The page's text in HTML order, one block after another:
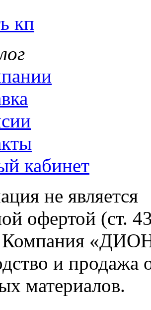
кп
кабинет
не является
офертой (ст.
и продажа
материалов.